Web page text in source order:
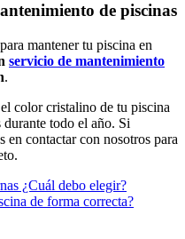
de piscinas
mantener tu piscina en
servicio de mantenimiento
.
color cristalino de tu piscina
todo el año. Si
en contactar con nosotros para
¿Cuál debo elegir?
de forma correcta?